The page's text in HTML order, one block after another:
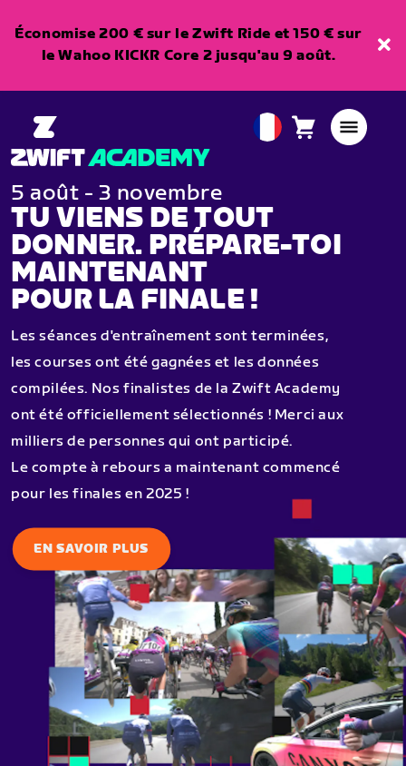
Économise 200 € sur le Zwift Ride et 150 € sur
le Wahoo KICKR Core 2 jusqu'au 9 août.
EuropeanPanier0
5 août - 3 novembre
TU VIENS DE TOUT
DONNER. PRÉPARE-TOI
MAINTENANT
POUR LA FINALE !
Les séances d'entraînement sont terminées,
les courses ont été gagnées et les données
compilées. Nos finalistes de la Zwift Academy
ont été officiellement sélectionnés ! Merci aux
milliers de personnes qui ont participé.
Le compte à rebours a maintenant commencé
pour les finales en 2025 !
EN SAVOIR PLUS